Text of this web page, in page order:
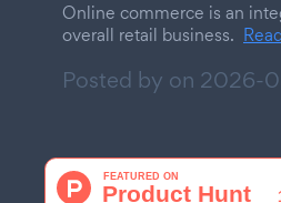
Online commerce is an
overall retail business.
Posted by on 2026-